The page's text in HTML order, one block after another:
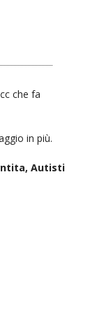
che fa
in più.
Autisti